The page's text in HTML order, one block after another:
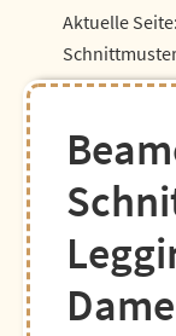
Aktuelle Seite: